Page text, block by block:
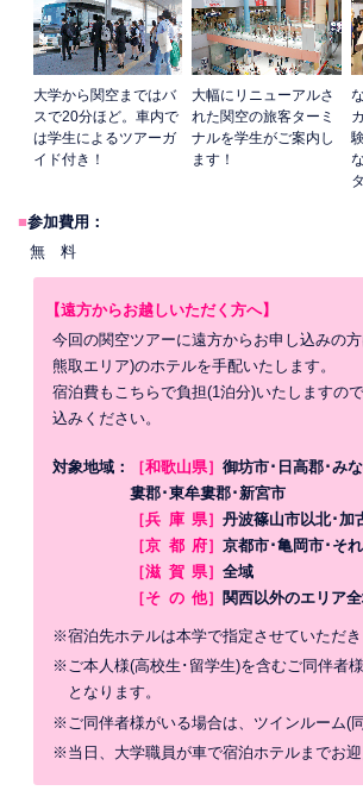
大学から関空まではバ
スで20分ほど。車内で
は学生によるツアーガ
イド付き！
大幅にリニューアルさ
れた関空の旅客ターミ
ナルを学生がご案内し
ます！
■参加費用：
無 料
【遠方からお越しいただく方へ】
今回の関空ツアーに遠方からお申し込みの
熊取エリア)のホテルを手配いたします。
宿泊費もこちらで負担(1泊分)いたしますの
込みください。
対象地域： ［和歌山県］御坊市･日高郡･み
婁郡･東牟婁郡･新宮市
［兵庫県］丹波篠山市以北･加
［京都 府］京都市･亀岡市･そ
［滋賀県］全域
［その他］ 関西以外のエリア
※宿泊先ホテルは本学で指定させていただき
※ご本人様(高校生･留学生)を含むご同伴者
となります。
※ご同伴者様がいる場合は、ツインルーム(
※当日、大学職員が車で宿泊ホテルまでお迎